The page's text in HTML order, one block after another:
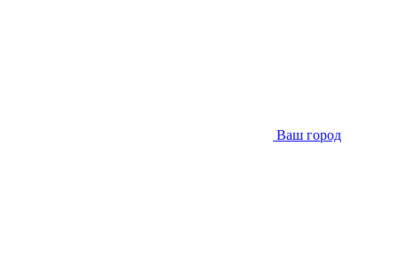
Ваш город